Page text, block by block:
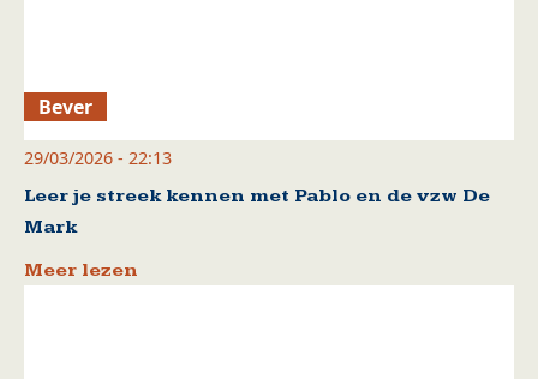
Bever
29/03/2026 - 22:13
Leer je streek kennen met Pablo en de vzw De
Mark
Meer lezen